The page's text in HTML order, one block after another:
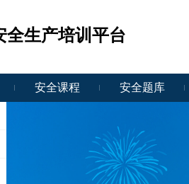
全生产培训平台
安全课程 安全题库